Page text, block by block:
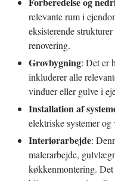
relevante rum i
eksisterende
renovering.
Grovbygning: Det er
inkluderer alle
vinduer eller gulve i
Installation af
elektriske systemer og
Interiørarbejde:
malerarbejde,
køkkenmontering.